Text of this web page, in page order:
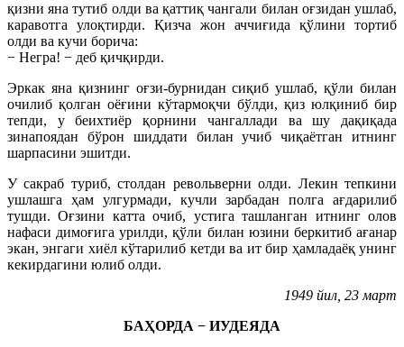
қизни яна тутиб олди ва қаттиқ чангали билан оғзидан ушлаб,
каравотга улоқтирди. Қизча жон аччиғида қўлини тортиб
олди ва кучи борича:
− Негра! − деб қичқирди.
Эркак яна қизнинг оғзи-бурнидан сиқиб ушлаб, қўли билан
очилиб қолган оёғини кўтармоқчи бўлди, қиз юлқиниб бир
тепди, у беихтиёр қорнини чангаллади ва шу дақиқада
зинапоядан бўрон шиддати билан учиб чиқаётган итнинг
шарпасини эшитди.
У сакраб туриб, столдан револьверни олди. Лекин тепкини
ушлашга ҳам улгурмади, кучли зарбадан полга ағдарилиб
тушди. Оғзини катта очиб, устига ташланган итнинг олов
нафаси димоғига урилди, қўли билан юзини беркитиб ағанар
экан, энгаги хиёл кўтарилиб кетди ва ит бир ҳамладаёқ унинг
кекирдагини юлиб олди.
1949 йил, 23 март
БАҲОРДА − ИУДЕЯДА